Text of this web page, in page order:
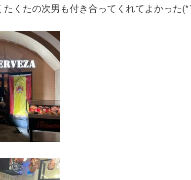
くたの次男も付き合ってくれてよかった